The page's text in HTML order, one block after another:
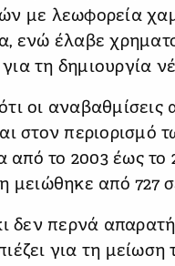
με λεωφορεία
ενώ έλαβε
τη δημιουργία
οι αναβαθμίσεις
στον
από το 2003 έως
μειώθηκε από 727
δεν περνά
για τη